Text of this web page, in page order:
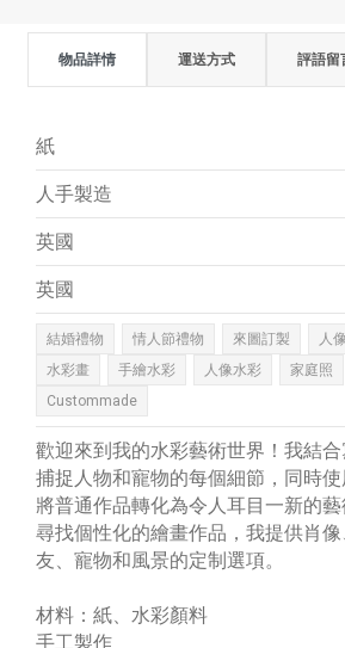
物品詳情 運送方式 評語留
紙
人手製造
英國
英國
結婚禮物 情人節禮物 來圖訂製 人像
水彩畫
手繪水彩 人像水彩 家庭照
Custommade
歡迎來到我的水彩藝術世界！我結合
捕捉人物和寵物的每個細節，同時
將普通作品轉化為令人耳目一新的
尋找個性化的繪畫作品，我提供肖
友、寵物和風景的定制選項。
材料：紙、水彩顏料
手工製作